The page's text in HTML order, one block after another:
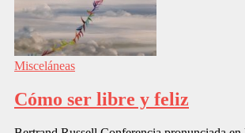
Misceláneas
Cómo ser libre y feliz